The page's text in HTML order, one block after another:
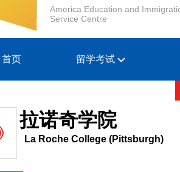
America Education and
Service Centre
首页 留学考试
拉诺奇学院
La Roche College (Pittsburgh)